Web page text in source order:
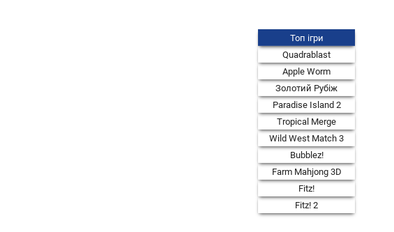
Топ ігри
Quadrablast
Apple Worm
Золотий Рубіж
Paradise Island 2
Tropical Merge
Wild West Match 3
Bubblez!
Farm Mahjong 3D
Fitz!
Fitz! 2